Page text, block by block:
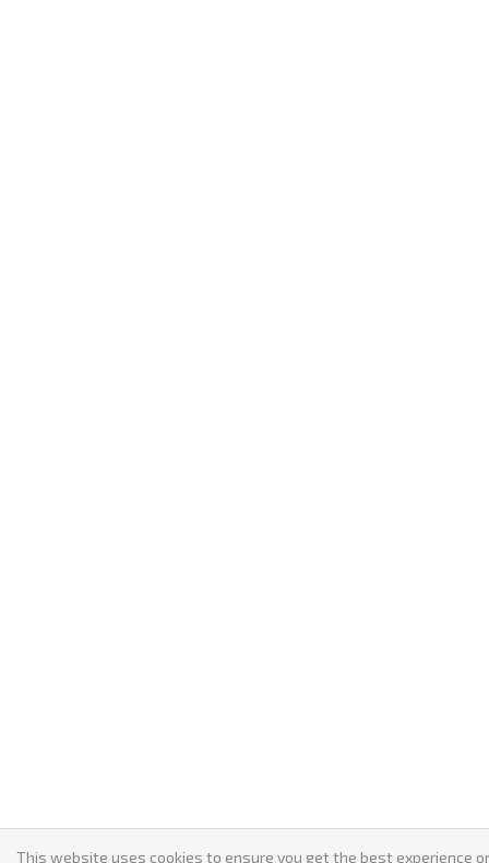
This website uses cookies to ensure you get the best experience